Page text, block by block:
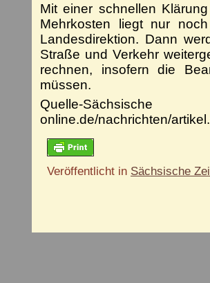
Mit einer schnellen
Mehrkosten liegt nur
Landesdirektion. Dann
Straße und Verkehr
rechnen, insofern die
müssen.
Quelle-
online.de/nachrichten/
Veröffentlicht in Sächsische